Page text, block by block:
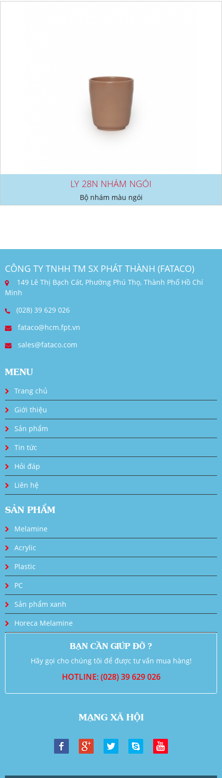
LY 28N NHÁM NGÓI
Bộ nhám màu ngói
CÔNG TY TNHH TM SX PHÁT THÀNH (FATACO)
149 Lê Thị Bạch Cát, Phường Phú Thọ, Thành Phố Hồ Chí
Minh
(028) 39 629 026
fataco@hcm.fpt.vn
sales@fataco.com
MENU
Trang chủ
Giới thiệu
Sản phẩm
Tin tức
Hỏi đáp
Liên hệ
SẢN PHẨM
Melamine
Acrylic
Plastic
PC
Sản phẩm xanh
Horeca Melamine
BẠN CẦN GIÚP ĐỠ ?
Hãy gọi cho chúng tôi để được tư vấn mua hàng!
HOTLINE: (028) 39 629 026
MẠNG XÃ HỘI